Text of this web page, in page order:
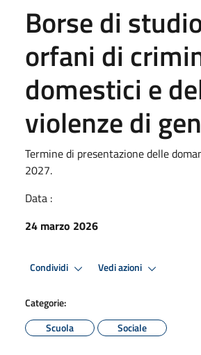
Borse di
orfani di
domestici e
violenze di
Termine di presentazione delle
2027.
Data :
24 marzo 2026
Condividi Vedi azioni
Categorie:
Scuola
Sociale